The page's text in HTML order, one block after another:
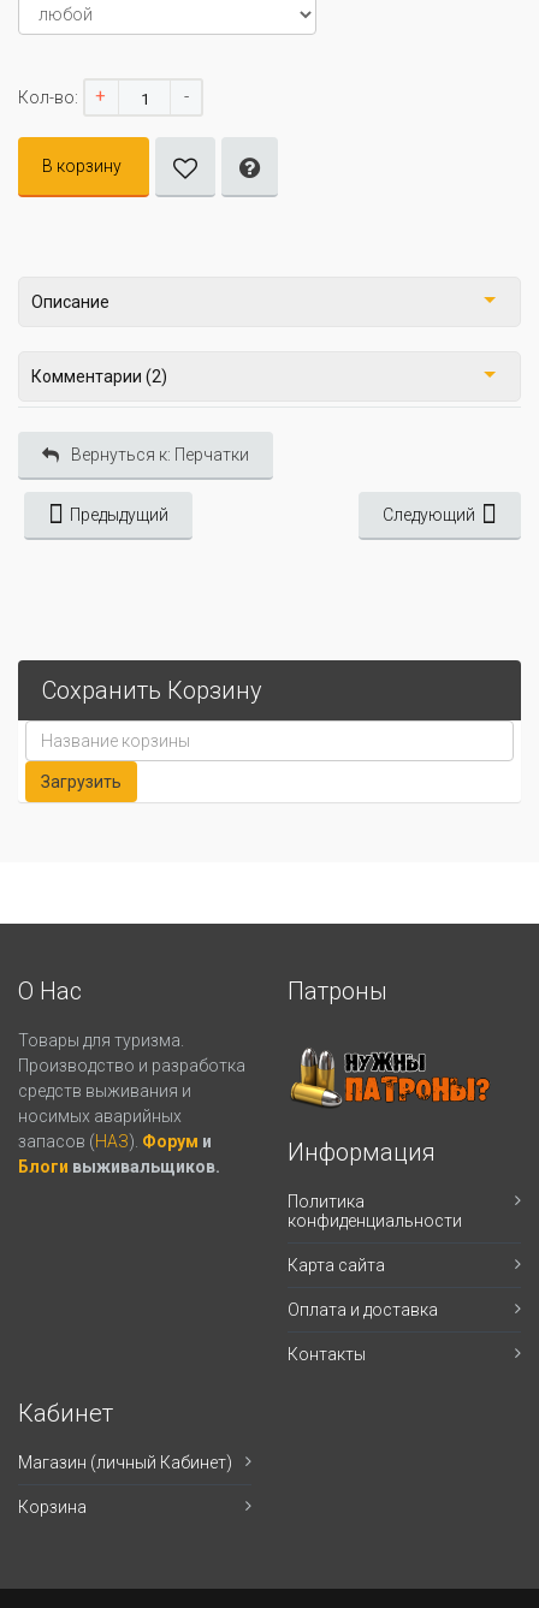
Кол-во: + -
В корзину
Описание
Комментарии (2)
Вернуться к: Перчатки
Предыдущий Следующий
Сохранить Корзину
О Нас
Товары для туризма.
Производство и разработка
средств выживания и
носимых аварийных
запасов (НАЗ). Форум и
Блоги выживальщиков.
Патроны
Информация
Политика
конфиденциальности
Карта сайта
Оплата и доставка
Контакты
Кабинет
Магазин (личный Кабинет)
Корзина